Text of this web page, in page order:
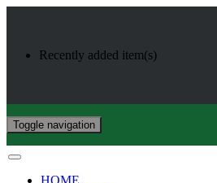
Recently added item(s)
Toggle navigation
HOME